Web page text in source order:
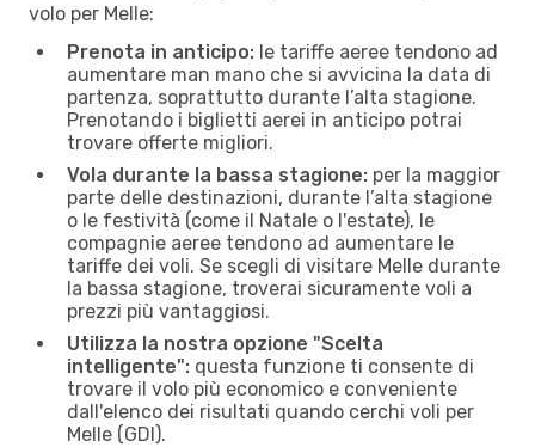
volo per Melle:
Prenota in anticipo: le tariffe aeree tendono ad
aumentare man mano che si avvicina la data di
partenza, soprattutto durante l’alta stagione.
Prenotando i biglietti aerei in anticipo potrai
trovare offerte migliori.
Vola durante la bassa stagione: per la maggior
parte delle destinazioni, durante l’alta stagione
o le festività (come il Natale o l'estate), le
compagnie aeree tendono ad aumentare le
tariffe dei voli. Se scegli di visitare Melle durante
la bassa stagione, troverai sicuramente voli a
prezzi più vantaggiosi.
Utilizza la nostra opzione "Scelta
intelligente": questa funzione ti consente di
trovare il volo più economico e conveniente
dall'elenco dei risultati quando cerchi voli per
Melle (GDI).